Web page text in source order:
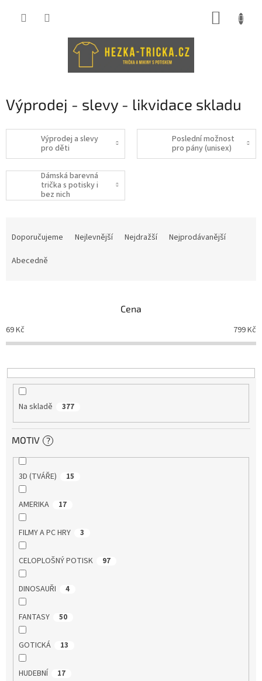
Výprodej - slevy - likvidace skladu
Výprodej a slevy
pro děti
Poslední možnost
pro pány (unisex)
Dámská barevná
trička s potisky i
bez nich
o
d
k
t
Doporučujeme Nejlevnější Nejdražší
Nejprodávanější
Abecedně
Cena
69Kč 799Kč
Na skladě 377
MOTIV ?
3D (TVÁŘE) 15
AMERIKA 17
FILMY A PC HRY 3
CELOPLOŠNÝ POTISK 97
DINOSAUŘI 4
FANTASY 50
GOTICKÁ 13
HUDEBNÍ 17